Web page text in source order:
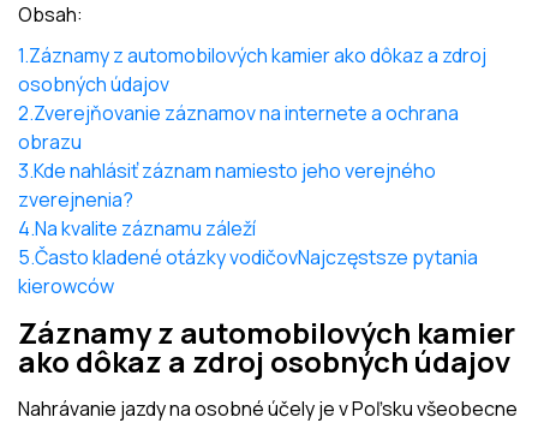
Obsah:
1.Záznamy z automobilových kamier ako dôkaz a zdroj
osobných údajov
2.Zverejňovanie záznamov na internete a ochrana
obrazu
3.Kde nahlásiť záznam namiesto jeho verejného
zverejnenia?
4.Na kvalite záznamu záleží
5.Často kladené otázky vodičovNajczęstsze pytania
kierowców
Záznamy z automobilových kamier
ako dôkaz a zdroj osobných údajov
Nahrávanie jazdy na osobné účely je v Poľsku všeobecne